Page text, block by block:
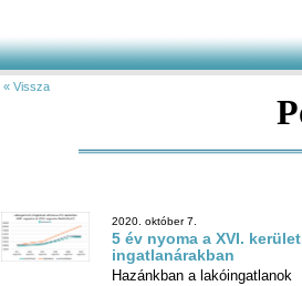
« Vissza
2020. október 7.
5 év nyoma a XVI.
ingatlanárakban
Hazánkban a lakóingatlanok
áremelkedése már hosszú idő óta évről-évre tovább